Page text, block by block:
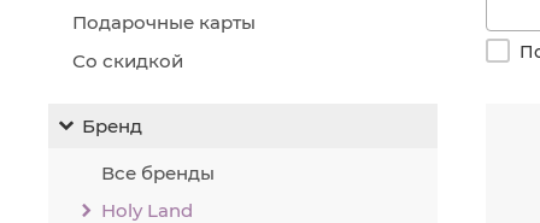
Подарочные карты
Со скидкой
Бренд
Все бренды
Holy Land
чаще